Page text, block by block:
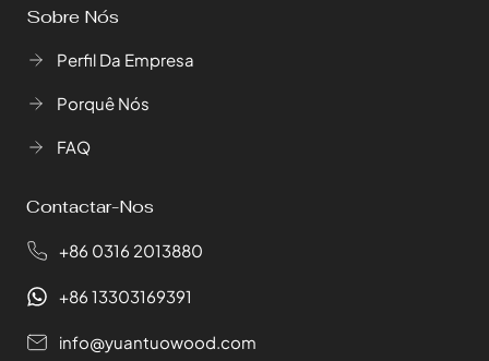
Sobre Nós
Perfil Da Empresa
Porquê Nós
FAQ
Contactar-Nos
+86 0316 2013880
+86 13303169391
info@yuantuowood.com